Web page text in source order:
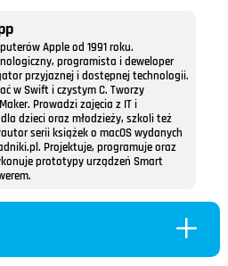
Apple od 1991 roku.
programista i deweloper
przyjaznej i dostępnej technologii.
w Swift i czystym C. Tworzy
Prowadzi zajęcia z IT i
dzieci oraz młodzieży, szkoli też
serii książek o macOS wydanych
Projektuje, programuje oraz
prototypy urządzeń Smart
L